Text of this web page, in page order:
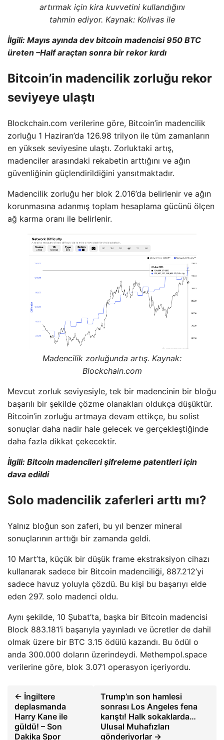
artırmak için kira kuvvetini kullandığını
tahmin ediyor. Kaynak: Kolivas ile
İlgili: Mayıs ayında dev bitcoin madencisi 950 BTC
üreten –Half araçtan sonra bir rekor kırdı
Bitcoin’in madencilik zorluğu rekor
seviyeye ulaştı
Blockchain.com verilerine göre, Bitcoin’in madencilik
zorluğu 1 Haziran’da 126.98 trilyon ile tüm zamanların
en yüksek seviyesine ulaştı. Zorluktaki artış,
madenciler arasındaki rekabetin arttığını ve ağın
güvenliğinin güçlendirildiğini yansıtmaktadır.
Madencilik zorluğu her blok 2.016’da belirlenir ve ağın
korunmasına adanmış toplam hesaplama gücünü ölçen
ağ karma oranı ile belirlenir.
Madencilik zorluğunda artış. Kaynak:
Blockchain.com
Mevcut zorluk seviyesiyle, tek bir madencinin bir bloğu
başarılı bir şekilde çözme olanakları oldukça düşüktür.
Bitcoin’in zorluğu artmaya devam ettikçe, bu solist
sonuçlar daha nadir hale gelecek ve gerçekleştiğinde
daha fazla dikkat çekecektir.
İlgili: Bitcoin madencileri şifreleme patentleri için
dava edildi
Solo madencilik zaferleri arttı mı?
Yalnız bloğun son zaferi, bu yıl benzer mineral
sonuçlarının arttığı bir zamanda geldi.
10 Mart’ta, küçük bir düşük frame ekstraksiyon cihazı
kullanarak sadece bir Bitcoin madenciliği, 887.212’yi
sadece havuz yoluyla çözdü. Bu kişi bu başarıyı elde
eden 297. solo madenci oldu.
Aynı şekilde, 10 Şubat’ta, başka bir Bitcoin madencisi
Block 883.181’i başarıyla yayınladı ve ücretler de dahil
olmak üzere bir BTC 3.15 ödülü kazandı. Bu ödül o
anda 300.000 doların üzerindeydi. Methempol.space
verilerine göre, blok 3.071 operasyon içeriyordu.
← İngiltere
deplasmanda
Harry Kane ile
güldü! – Son
Dakika Spor
Trump’ın son hamlesi
sonrası Los Angeles fena
karıştı! Halk sokaklarda…
Ulusal Muhafızları
gönderiyorlar →